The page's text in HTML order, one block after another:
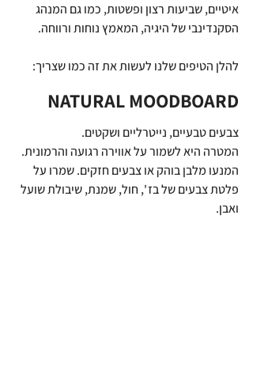
איטיים, שביעות רצון ופשטות, כמו גם המנהג
הסקנדינבי של היגיה, המאמץ נוחות ורווחה.
להלן הטיפים שלנו לעשות את זה כמו שצריך:
NATURAL MOODBOARD
צבעים טבעיים, נייטרליים ושקטים.
המטרה היא לשמור על אווירה רגועה והרמונית.
המנעו מלבן בוהק או צבעים חזקים. שמרו על
פלטת צבעים של בז ', חול, שמנת, שיבולת שועל
ואבן.